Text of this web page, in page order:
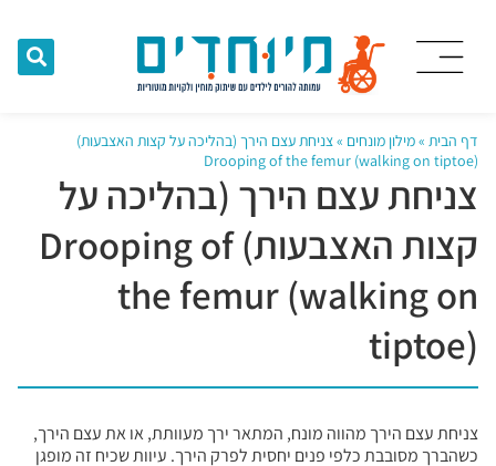
דף הבית »מילון מונחים »צניחת עצם הירך (בהליכה על קצות האצבעות)
Drooping of the femur (walking on tiptoe)
צניחת עצם הירך (בהליכה על
קצות האצבעות) Drooping of
the femur (walking on
tiptoe)
צניחת עצם הירך מהווה מונח, המתאר ירך מעוותת, או את עצם הירך,
כשהברך מסובבת כלפי פנים יחסית לפרק הירך. עיוות שכיח זה מופגן